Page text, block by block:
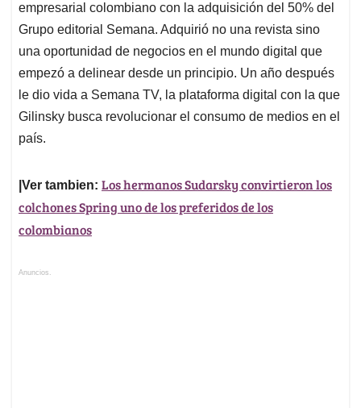
empresarial colombiano con la adquisición del 50% del
Grupo editorial Semana. Adquirió no una revista sino
una oportunidad de negocios en el mundo digital que
empezó a delinear desde un principio. Un año después
le dio vida a Semana TV, la plataforma digital con la que
Gilinsky busca revolucionar el consumo de medios en el
país.
|Ver tambien: Los hermanos Sudarsky convirtieron los
colchones Spring uno de los preferidos de los
colombianos
Anuncios.